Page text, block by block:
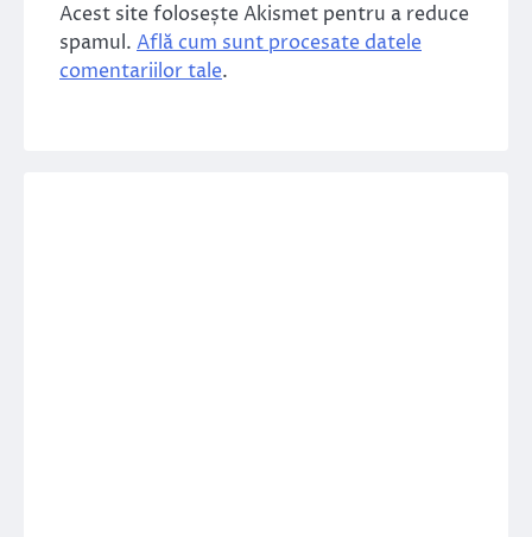
Acest site folosește Akismet pentru a reduce
spamul. Află cum sunt procesate datele
comentariilor tale.